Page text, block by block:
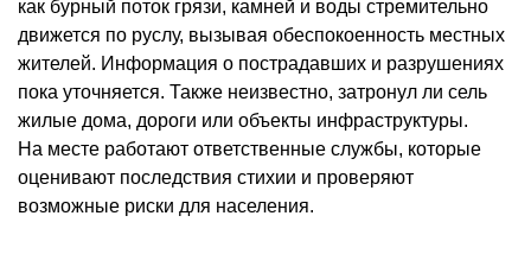
как бурный поток грязи, камней и воды стремительно
движется по руслу, вызывая обеспокоенность местных
жителей. Информация о пострадавших и разрушениях
пока уточняется. Также неизвестно, затронул ли сель
жилые дома, дороги или объекты инфраструктуры.
На месте работают ответственные службы, которые
оценивают последствия стихии и проверяют
возможные риски для населения.